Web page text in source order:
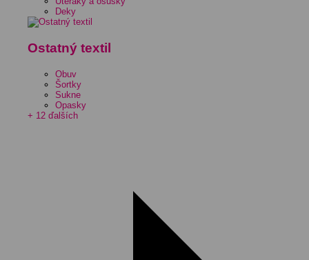
Deky
Ostatný textil
Obuv
Šortky
Sukne
Opasky
+ 12 ďalších